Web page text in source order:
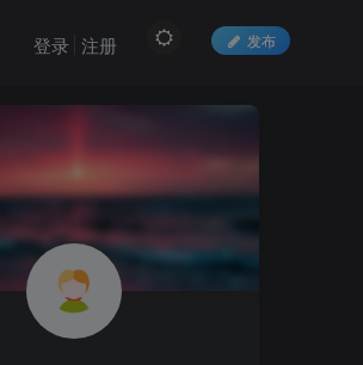
发布
登录 注册